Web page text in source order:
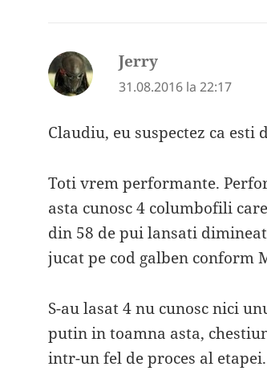
Jerry
31.08.2016 la 22:17
Claudiu, eu suspectez ca esti
Toti vrem performante.
asta cunosc 4 columbofili
din 58 de pui lansati
jucat pe cod galben conform
S-au lasat 4 nu cunosc nici
putin in toamna asta,
intr-un fel de proces al etapei.